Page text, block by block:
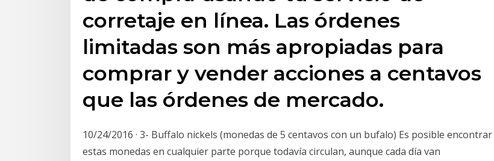
corretaje en línea. Las órdenes
limitadas son más apropiadas para
comprar y vender acciones a centavos
que las órdenes de mercado.
10/24/2016 · 3- Buffalo nickels (monedas de 5 centavos con un bufalo) Es posible encontrar
estas monedas en cualquier parte porque todavía circulan, aunque cada día van